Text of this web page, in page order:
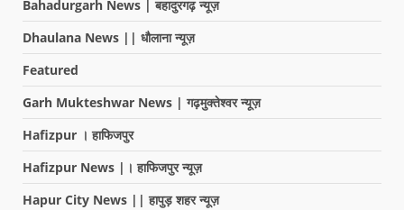
Bahadurgarh News | बहादुरगढ़ न्यूज़
Dhaulana News || धौलाना न्यूज़
Featured
Garh Mukteshwar News | गढ़मुक्तेश्वर न्यूज़
Hafizpur । हाफिजपुर
Hafizpur News |। हाफिजपुर न्यूज़
Hapur City News || हापुड़ शहर न्यूज़